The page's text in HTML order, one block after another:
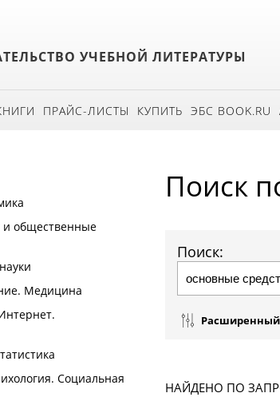
УЧЕБНОЙ ЛИТЕРАТУРЫ
ПРАЙС-ЛИСТЫ КУПИТЬ ЭБС BOOK.RU
и общественные
Медицина
Социальная
Поиск
Поиск:
Расширенный
НАЙДЕНО ПО